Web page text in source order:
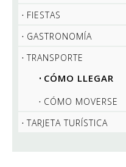
FIESTAS
GASTRONOMÍA
TRANSPORTE
CÓMO LLEGAR
CÓMO MOVERSE
TARJETA TURÍSTICA